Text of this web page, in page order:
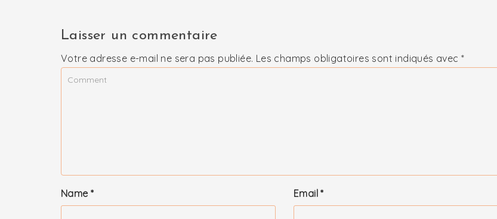
Laisser un commentaire
Votre adresse e-mail ne sera pas publiée. Les champs obligatoires sont indiqués avec*
Name * Email*